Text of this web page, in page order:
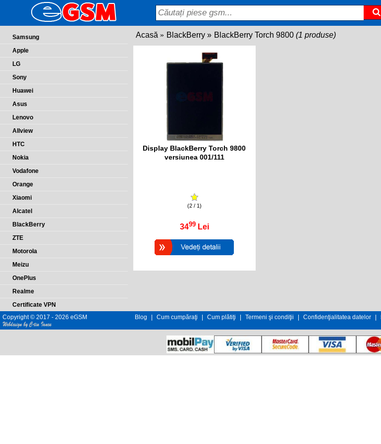
Samsung
Apple
LG
Sony
Huawei
Asus
Lenovo
Allview
HTC
Nokia
Vodafone
Orange
Xiaomi
Alcatel
BlackBerry
ZTE
Motorola
Meizu
OnePlus
Realme
Certificate VPN
Acasă BlackBerry BlackBerry Torch 9800 (1 produse)
Display BlackBerry Torch 9800
versiunea 001/111
(2 / 1)
3499 Lei
Copyright © 2017 - 2026 eGSM Blog Cum cumpăraţi Cum plătiţi Termeni şi condiţii Confidenţialitatea datelor